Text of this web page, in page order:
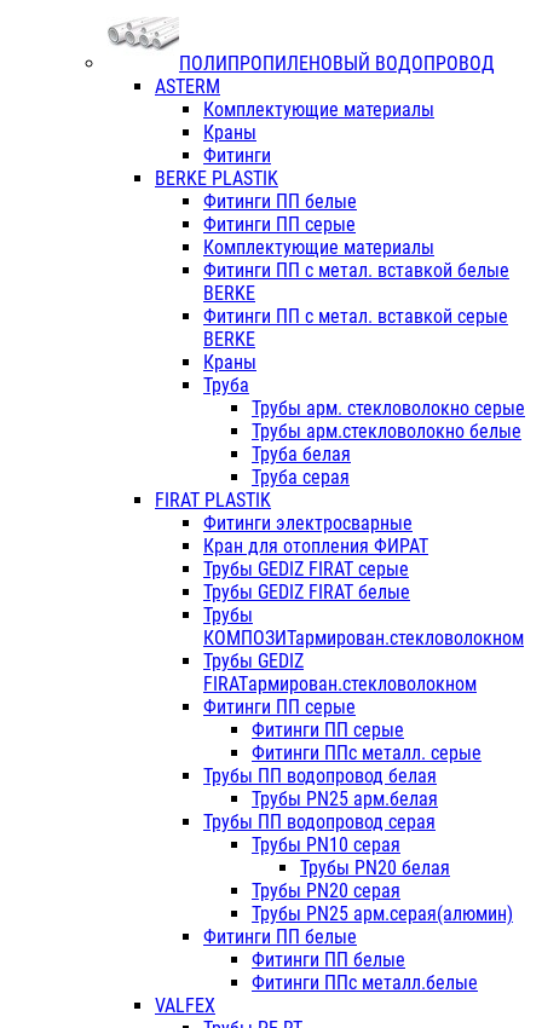
ПОЛИПРОПИЛЕНОВЫЙ ВОДОПРОВОД
ASTERM
Комплектующие материалы
Краны
Фитинги
BERKE PLASTIK
Фитинги ПП белые
Фитинги ПП серые
Комплектующие материалы
Фитинги ПП с метал. вставкой белые
BERKE
Фитинги ПП с метал. вставкой серые
BERKE
Краны
Труба
Трубы арм. стекловолокно серые
Трубы арм.стекловолокно белые
Труба белая
Труба серая
FIRAT PLASTIK
Фитинги электросварные
Кран для отопления ФИРАТ
Трубы GEDIZ FIRAT серые
Трубы GEDIZ FIRAT белые
Трубы
КОМПОЗИТармирован.стекловолокном
Трубы GEDIZ
FIRATармирован.стекловолокном
Фитинги ПП серые
Фитинги ПП серые
Фитинги ППс металл. серые
Трубы ПП водопровод белая
Трубы PN25 арм.белая
Трубы ПП водопровод серая
Трубы PN10 серая
Трубы PN20 белая
Трубы PN20 серая
Трубы PN25 арм.серая(алюмин)
Фитинги ПП белые
Фитинги ПП белые
Фитинги ППс металл.белые
VALFEX